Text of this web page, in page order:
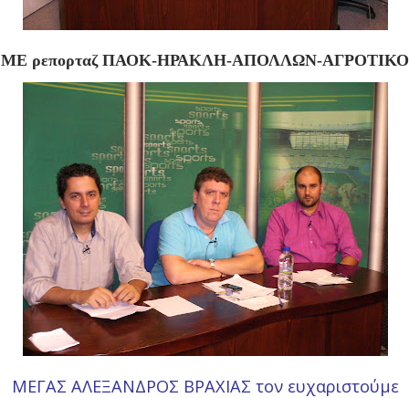
ΜΕ ρεπορταζ ΠΑΟΚ-ΗΡΑΚΛΗ-ΑΠΟΛΛΩΝ-ΑΓΡΟΤΙΚΟ
ΜΕΓΑΣ ΑΛΕΞΑΝΔΡΟΣ ΒΡΑΧΙΑΣ τον ευχαριστούμε